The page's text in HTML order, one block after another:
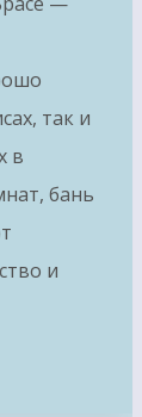
так и
в
бань
и